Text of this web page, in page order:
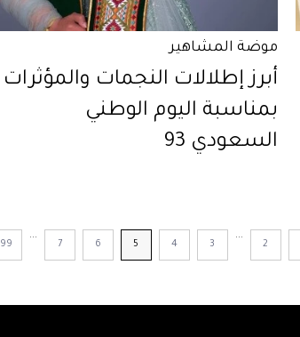
موضة المشاهير
أبرز إطلالات النجمات والمؤثرات
بمناسبة اليوم الوطني
السعودي 93
2
...
3
4
5
6
7
...
99